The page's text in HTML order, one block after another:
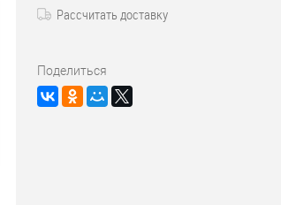
Рассчитать доставку
Поделиться